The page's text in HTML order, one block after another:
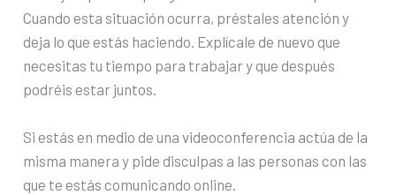
Cuando esta situación ocurra, préstales atención y
deja lo que estás haciendo. Explícale de nuevo que
necesitas tu tiempo para trabajar y que después
podréis estar juntos.
Si estás en medio de una videoconferencia actúa de la
misma manera y pide disculpas a las personas con las
que te estás comunicando online.